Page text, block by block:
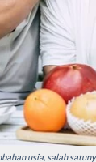
usia, salah